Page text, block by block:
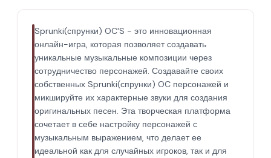
Sprunki(спрунки) OC'S - это инновационная
онлайн-игра, которая позволяет создавать
уникальные музыкальные композиции через
сотрудничество персонажей. Создавайте своих
собственных Sprunki(спрунки) OC персонажей и
микшируйте их характерные звуки для создания
оригинальных песен. Эта творческая платформа
сочетает в себе настройку персонажей с
музыкальным выражением, что делает ее
идеальной как для случайных игроков, так и для